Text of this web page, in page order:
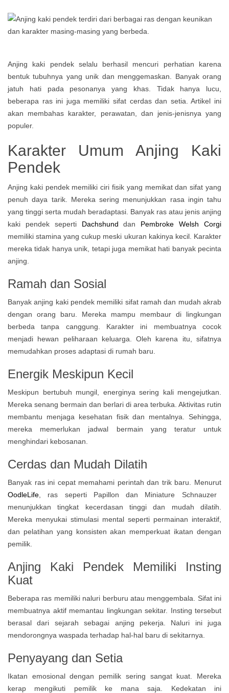
Anjing kaki pendek selalu berhasil mencuri perhatian karena
bentuk tubuhnya yang unik dan menggemaskan. Banyak orang
jatuh hati pada pesonanya yang khas. Tidak hanya lucu,
beberapa ras ini juga memiliki sifat cerdas dan setia. Artikel ini
akan membahas karakter, perawatan, dan jenis-jenisnya yang
populer.
Karakter Umum Anjing Kaki
Pendek
Anjing kaki pendek memiliki ciri fisik yang memikat dan sifat yang
penuh daya tarik. Mereka sering menunjukkan rasa ingin tahu
yang tinggi serta mudah beradaptasi. Banyak ras atau jenis anjing
kaki pendek seperti
Dachshund dan
Pembroke Welsh Corgi
memiliki stamina yang cukup meski ukuran kakinya kecil. Karakter
mereka tidak hanya unik, tetapi juga memikat hati banyak pecinta
anjing.
Ramah dan Sosial
Banyak anjing kaki pendek memiliki sifat ramah dan mudah akrab
dengan orang baru. Mereka mampu membaur di lingkungan
berbeda tanpa canggung. Karakter ini membuatnya cocok
menjadi hewan peliharaan keluarga. Oleh karena itu, sifatnya
memudahkan proses adaptasi di rumah baru.
Energik Meskipun Kecil
Meskipun bertubuh mungil, energinya sering kali mengejutkan.
Mereka senang bermain dan berlari di area terbuka. Aktivitas rutin
membantu menjaga kesehatan fisik dan mentalnya. Sehingga,
mereka memerlukan jadwal bermain yang teratur untuk
menghindari kebosanan.
Cerdas dan Mudah Dilatih
Banyak ras ini cepat memahami perintah dan trik baru. Menurut
OodleLife , ras seperti Papillon dan Miniature Schnauzer
menunjukkan tingkat kecerdasan tinggi dan mudah dilatih.
Mereka menyukai stimulasi mental seperti permainan interaktif,
dan pelatihan yang konsisten akan memperkuat ikatan dengan
pemilik.
Anjing Kaki Pendek Memiliki Insting
Kuat
Beberapa ras memiliki naluri berburu atau menggembala. Sifat ini
membuatnya aktif memantau lingkungan sekitar. Insting tersebut
berasal dari sejarah sebagai anjing pekerja. Naluri ini juga
mendorongnya waspada terhadap hal-hal baru di sekitarnya.
Penyayang dan Setia
Ikatan emosional dengan pemilik sering sangat kuat. Mereka
kerap mengikuti pemilik ke mana saja. Kedekatan ini